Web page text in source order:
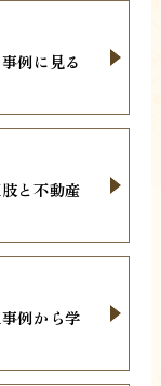
例に見る
と不動産
例から学